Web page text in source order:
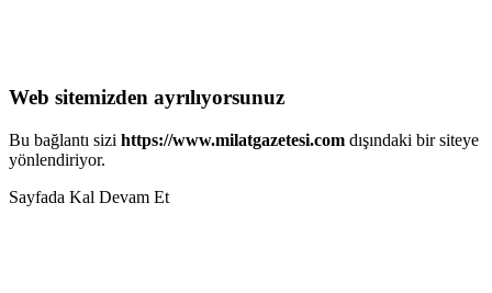
Web sitemizden ayrılıyorsunuz
Bu bağlantı sizi https://www.milatgazetesi.com dışındaki bir siteye
yönlendiriyor.
Sayfada Kal Devam Et